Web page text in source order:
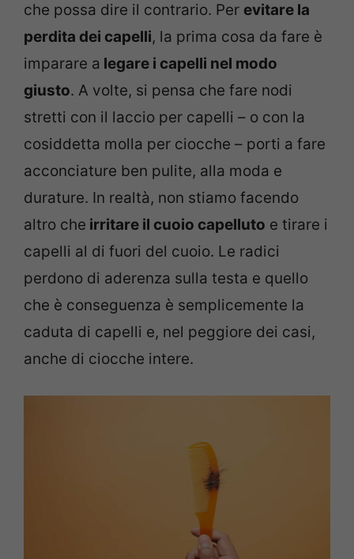
che possa dire il contrario. Per evitare la
perdita dei capelli, la prima cosa da fare è
imparare a legare i capelli nel modo
giusto. A volte, si pensa che fare nodi
stretti con il laccio per capelli – o con la
cosiddetta molla per ciocche – porti a fare
acconciature ben pulite, alla moda e
durature. In realtà, non stiamo facendo
altro che irritare il cuoio capelluto e tirare i
capelli al di fuori del cuoio. Le radici
perdono di aderenza sulla testa e quello
che è conseguenza è semplicemente la
caduta di capelli e, nel peggiore dei casi,
anche di ciocche intere.